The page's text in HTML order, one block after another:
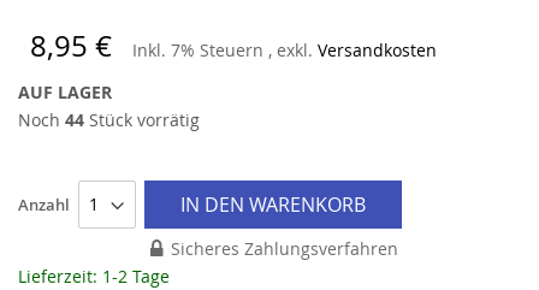
8,95 € Inkl. 7% Steuern , exkl. Versandkosten
AUF LAGER
Noch 44 Stück vorrätig
Anzahl IN DEN WARENKORB
Sicheres Zahlungsverfahren
Lieferzeit: 1-2 Tage